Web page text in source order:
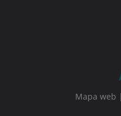
Mapa web |